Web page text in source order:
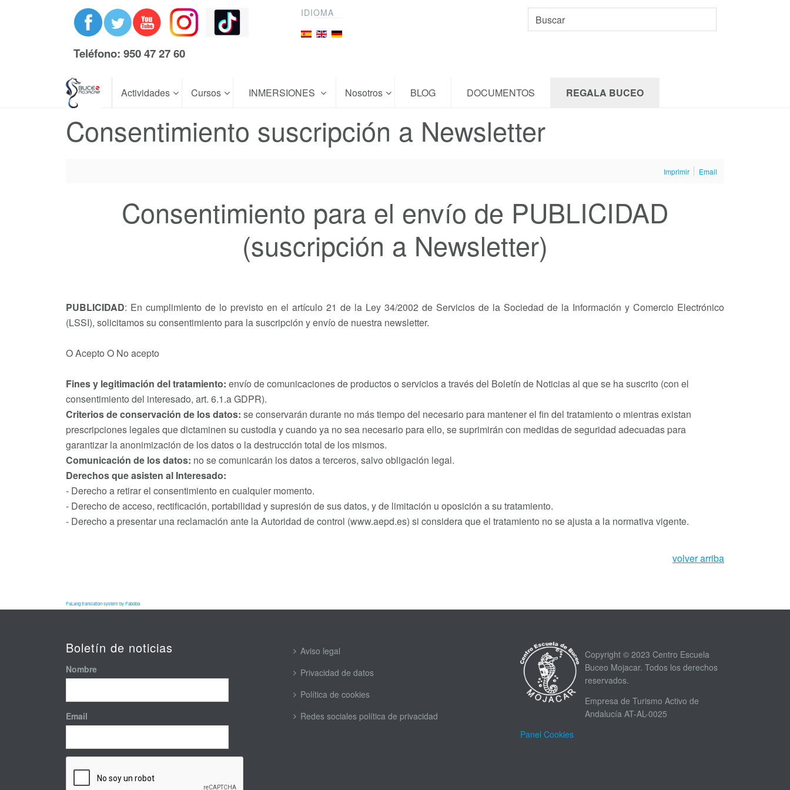
Teléfono: 950 47 27 60
IDIOMA
Actividades Cursos INMERSIONES Nosotros BLOG DOCUMENTOS REGALA BUCEO
Consentimiento suscripción a Newsletter
Imprimir Email
Consentimiento para el envío de PUBLICIDAD
(suscripción a Newsletter)
PUBLICIDAD: En cumplimiento de lo previsto en el artículo 21 de la Ley 34/2002 de Servicios de la Sociedad de la Información y Comercio Electrónico
(LSSI), solicitamos su consentimiento para la suscripción y envío de nuestra newsletter.
O Acepto O No acepto
Fines y legitimación del tratamiento: envío de comunicaciones de productos o servicios a través del Boletín de Noticias al que se ha suscrito (con el
consentimiento del interesado, art. 6.1.a GDPR).
Criterios de conservación de los datos: se conservarán durante no más tiempo del necesario para mantener el fin del tratamiento o mientras existan
prescripciones legales que dictaminen su custodia y cuando ya no sea necesario para ello, se suprimirán con medidas de seguridad adecuadas para
garantizar la anonimización de los datos o la destrucción total de los mismos.
Comunicación de los datos: no se comunicarán los datos a terceros, salvo obligación legal.
Derechos que asisten al Interesado:
- Derecho a retirar el consentimiento en cualquier momento.
- Derecho de acceso, rectificación, portabilidad y supresión de sus datos, y de limitación u oposición a su tratamiento.
- Derecho a presentar una reclamación ante la Autoridad de control (www.aepd.es) si considera que el tratamiento no se ajusta a la normativa vigente.
volver arriba
FaLang translation system by Faboba
Boletín de noticias
Nombre
Email
Aviso legal
Privacidad de datos
Política de cookies
Redes sociales política de privacidad
Copyright © 2023 Centro Escuela
Buceo Mojacar. Todos los derechos
reservados.
Empresa de Turismo Activo de
Andalucía AT-AL-0025
Panel Cookies